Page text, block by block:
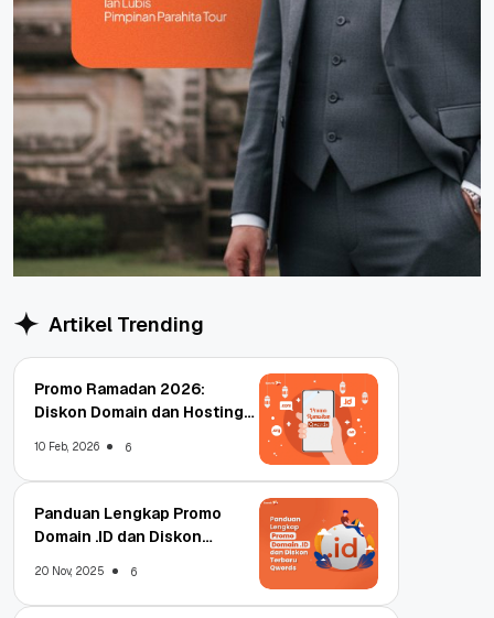
Artikel Trending
Promo Ramadan 2026:
Diskon Domain dan Hosting
10 Feb, 2026 6
Panduan Lengkap Promo
Domain .ID dan Diskon
20 Nov, 2025 6